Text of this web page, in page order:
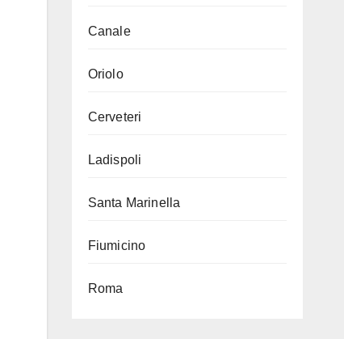
Canale
Oriolo
Cerveteri
Ladispoli
Santa Marinella
Fiumicino
Roma